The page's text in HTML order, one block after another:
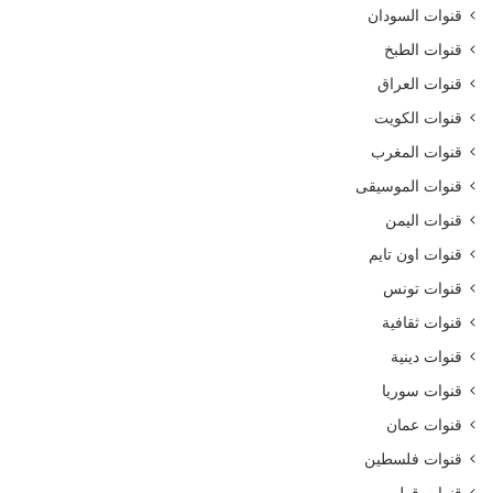
قنوات السودان
قنوات الطبخ
قنوات العراق
قنوات الكويت
قنوات المغرب
قنوات الموسيقى
قنوات اليمن
قنوات اون تايم
قنوات تونس
قنوات ثقافية
قنوات دينية
قنوات سوريا
قنوات عمان
قنوات فلسطين